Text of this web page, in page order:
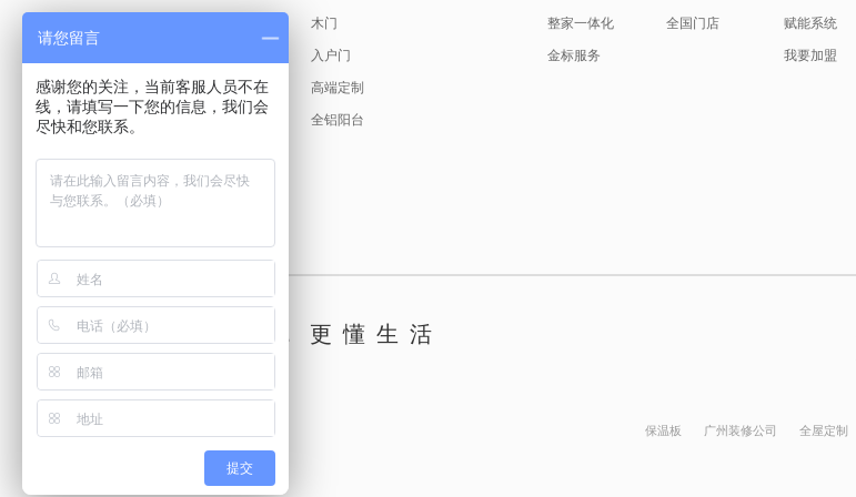
发展历程
荣耀见证
古天乐代言
木门
入户门
高端定制
全铝阳台
整家一体化
金标服务
全国门店 赋能系统
我要加盟
懂你，更懂生活
保温板 广州装修公司 全屋定制
请您留言
感谢您的关注，当前客服人员不在
线，请填写一下您的信息，我们会
尽快和您联系。
提交